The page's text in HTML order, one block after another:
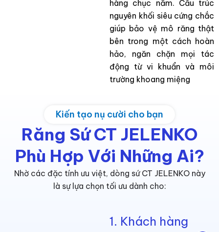
hàng chục năm. Cấu trúc
nguyên khối siêu cứng chắc
giúp bảo vệ mô răng thật
bên trong một cách hoàn
hảo, ngăn chặn mọi tác
động từ vi khuẩn và môi
trường khoang miệng
Kiến tạo nụ cười cho bạn
Răng Sứ CT JELENKO
Phù Hợp Với Những Ai?
Nhờ các đặc tính ưu việt, dòng sứ CT JELENKO này
là sự lựa chọn tối ưu dành cho:
1. Khách hàng